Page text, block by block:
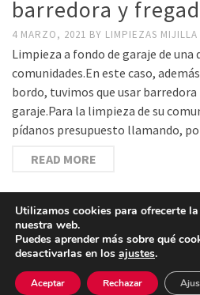
barredora y
4 MARZO, 2021 BY LIMPIEZAS MIJILLA
Limpieza a fondo de garaje de una
comunidades.En este caso,
bordo, tuvimos que usar
garaje.Para la limpieza de su
pídanos presupuesto llamando,
READ MORE
© 2026 Empresa de limpieza en
Utilizamos cookies para ofrecerte
nuestra web.
Puedes aprender más sobre qué
desactivarlas en los ajustes.
Aceptar Rechazar